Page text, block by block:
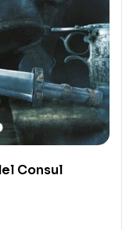
Consul